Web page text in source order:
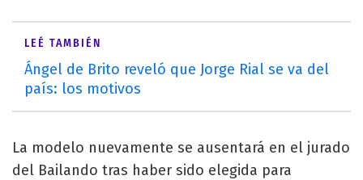
LEÉ TAMBIÉN
Ángel de Brito reveló que Jorge Rial se va del
país: los motivos
La modelo nuevamente se ausentará en el jurado
del Bailando tras haber sido elegida para